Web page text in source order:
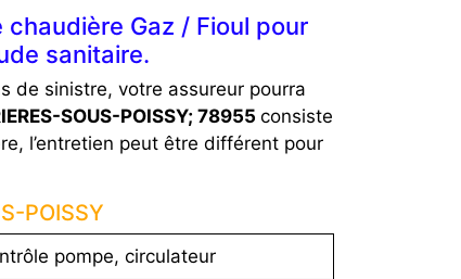
chaudière Gaz / Fioul pour
sanitaire.
de sinistre, votre assureur pourra
SOUS-POISSY; 78955 consiste
l’entretien peut être différent pour
POISSY
pompe, circulateur